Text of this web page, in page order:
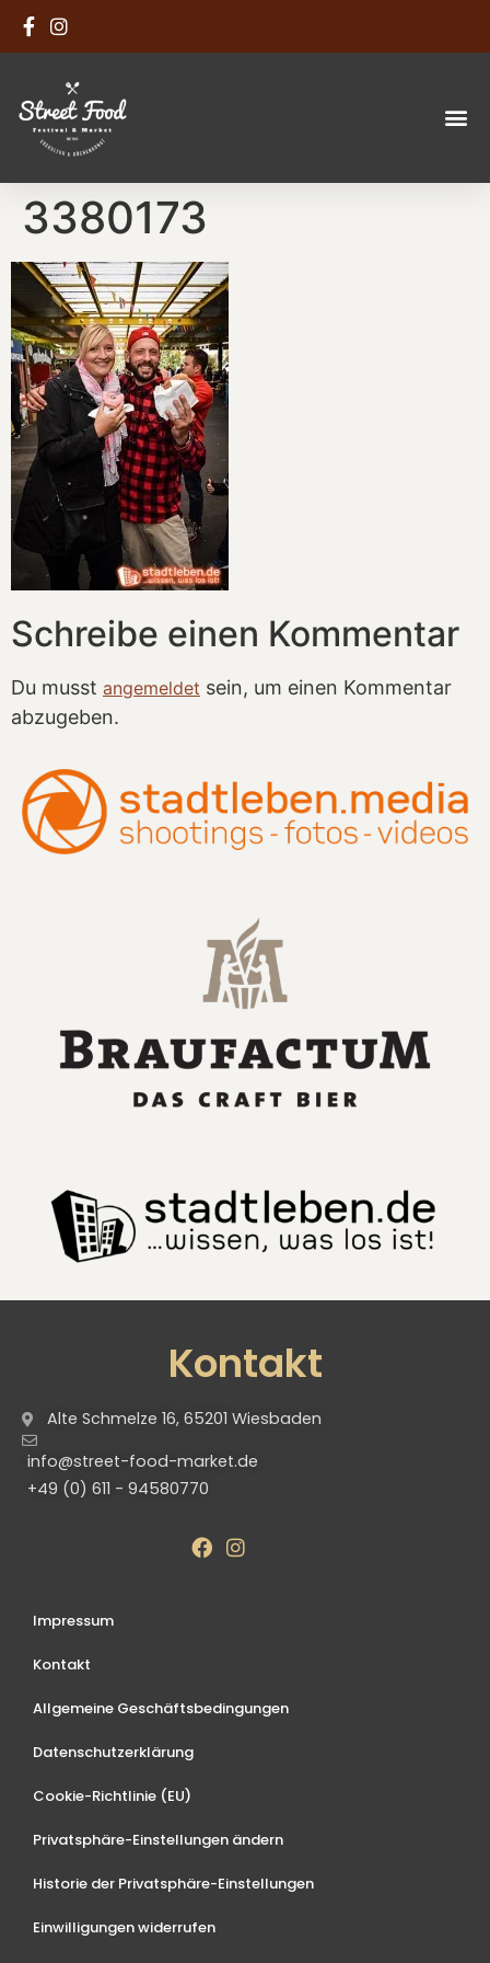
3380173
Schreibe einen Kommentar
Du musst angemeldet sein, um einen Kommentar
abzugeben.
Kontakt
Alte Schmelze 16, 65201 Wiesbaden
info@street-food-market.de
+49 (0) 611 - 94580770
Impressum
Kontakt
Allgemeine Geschäftsbedingungen
Datenschutzerklärung
Cookie-Richtlinie (EU)
Privatsphäre-Einstellungen ändern
Historie der Privatsphäre-Einstellungen
Einwilligungen widerrufen